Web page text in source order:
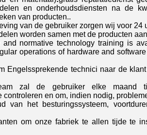
en onderhoudsdiensten na de
van producten..
van de gebruiker zorgen wij voor
worden samen met de producten
and normative technology training is
operations of hardware and
Engelssprekende technici naar de
zal de gebruiker elke maand
en om, indien nodig,
van het besturingssysteem,
om onze fabriek te allen tijde te